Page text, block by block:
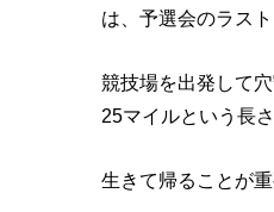
は、予選会のラスト
競技場を出発して
25マイルという長
生きて帰ることが